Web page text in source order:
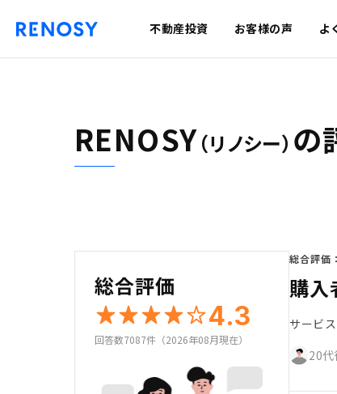
不動産投資 お客様の声 よ
RENOSY（リノシー） の
総合評価
4.3
回答数7087件（2026年08月現在）
総合評価：
購入
サービス
20代